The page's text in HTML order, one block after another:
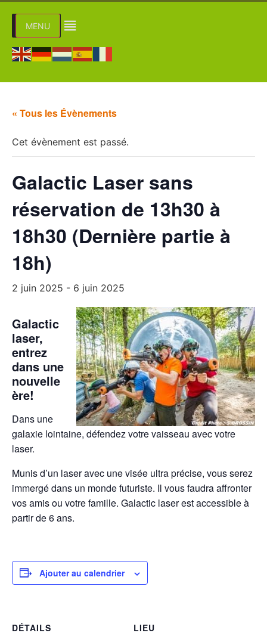
MENU
« Tous les Évènements
Cet évènement est passé.
Galactic Laser sans
réservation de 13h30 à
18h30 (Dernière partie à
18h)
2 juin 2025 - 6 juin 2025
Galactic
laser,
entrez
dans une
nouvelle
ère!
Dans une
galaxie lointaine, défendez votre vaisseau avec votre
laser.
Munis d’un laser avec une visée ultra précise, vous serez
immergé dans un monde futuriste. Il vous faudra affronter
vos amis ou votre famille. Galactic laser est accessible à
partir de 6 ans.
Ajouter au calendrier
DÉTAILS
LIEU